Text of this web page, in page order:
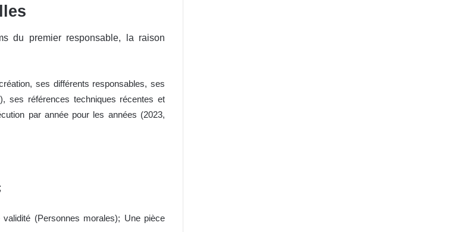
du premier responsable, la raison
ses différents responsables, ses
ses références techniques récentes et
par année pour les années (2023,
(Personnes morales); Une pièce